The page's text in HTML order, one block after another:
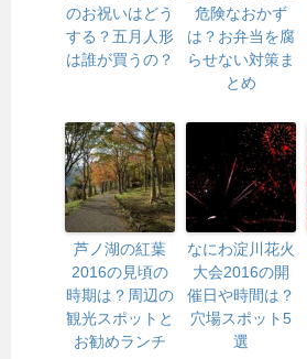
のお祝いはどう
する？五月人形
は誰が買うの？
危険なおかず
は？お弁当を腐
らせない対策ま
とめ
芦ノ湖の紅葉
2016の見頃の
時期は？周辺の
観光スポットと
お勧めランチ
なにわ淀川花火
大会2016の開
催日や時間は？
穴場スポット5
選